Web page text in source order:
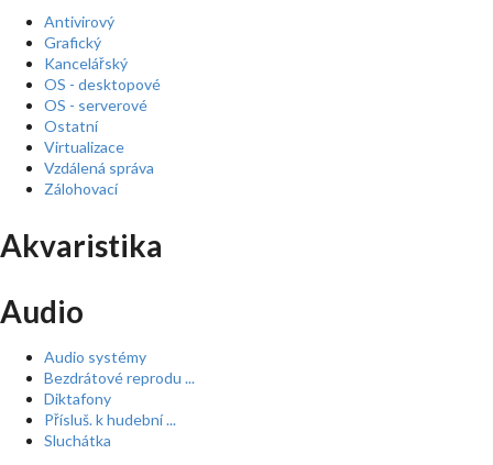
Antivirový
Grafický
Kancelářský
OS - desktopové
OS - serverové
Ostatní
Virtualizace
Vzdálená správa
Zálohovací
Akvaristika
Audio
Audio systémy
Bezdrátové reprodu ...
Diktafony
Přísluš. k hudební ...
Sluchátka